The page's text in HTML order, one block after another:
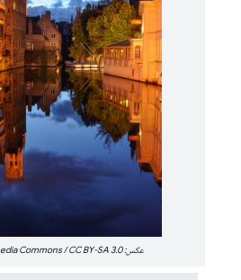
عکس: Arcalino / Wikimedia Commons / CC BY-SA 3.0